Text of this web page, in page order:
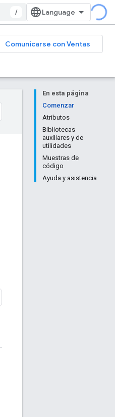
/
Comunicarse con Ventas
En esta página
Comenzar
Atributos
Bibliotecas
auxiliares y de
utilidades
Muestras de
código
Ayuda y asistencia